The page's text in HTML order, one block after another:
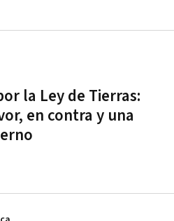
la Ley de Tierras:
en contra y una